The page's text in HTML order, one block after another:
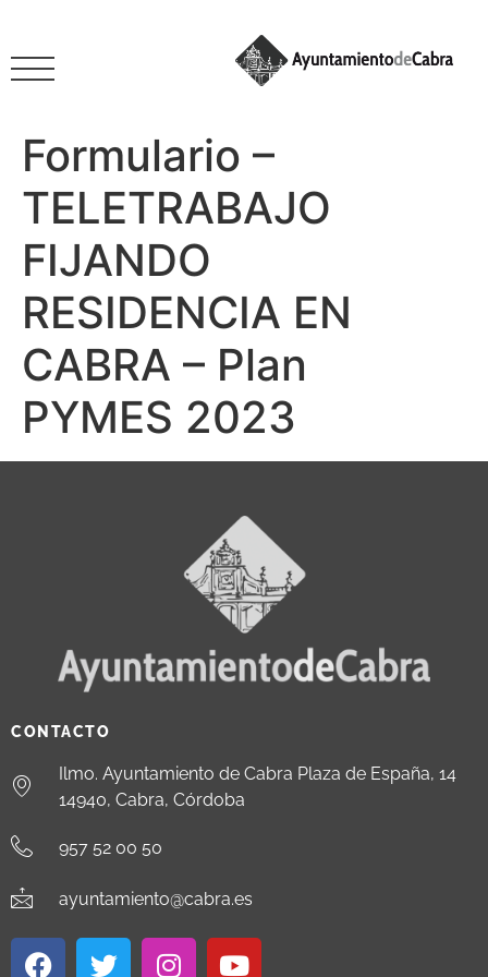
Formulario –
TELETRABAJO
FIJANDO
RESIDENCIA EN
CABRA – Plan
PYMES 2023
CONTACTO
Ilmo. Ayuntamiento de Cabra Plaza de España, 14
14940, Cabra, Córdoba
957 52 00 50
ayuntamiento@cabra.es